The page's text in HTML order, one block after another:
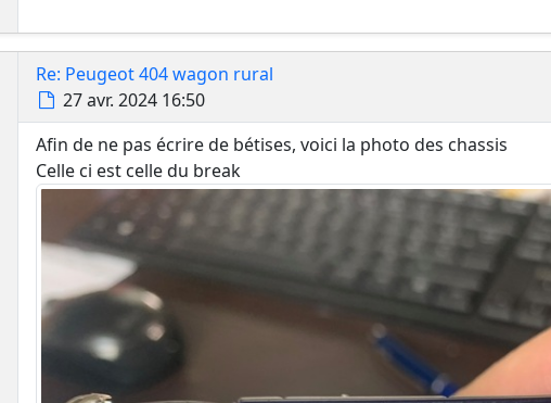
Re: Peugeot 404 wagon rural
Message
27 avr. 2024 16:50
Afin de ne pas écrire de bétises, voici la photo des chassis
Celle ci est celle du break